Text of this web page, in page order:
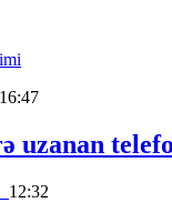
16:47
uzanan
12:32